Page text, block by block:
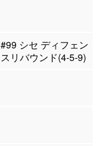
#99 シセ ディフェン
スリバウンド(4-5-9)